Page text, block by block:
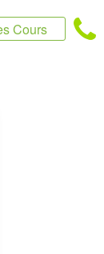
Cours